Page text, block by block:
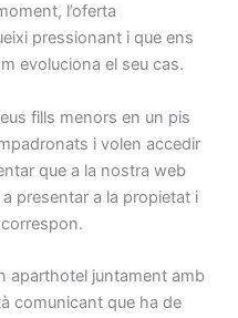
l’oferta
pressionant i que ens
evoluciona el seu cas.
fills menors en un pis
i volen accedir
que a la nostra web
a presentar a la propietat i
aparthotel juntament amb
comunicant que ha de